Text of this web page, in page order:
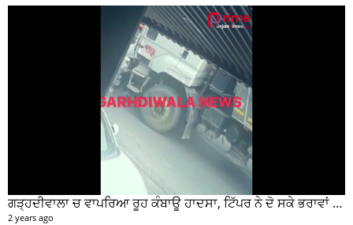
ਗੜ੍ਹਦੀਵਾਲਾ ਚ ਵਾਪਰਿਆ ਰੂਹ ਕੰਬਾਊ ਹਾਦਸਾ, ਟਿੱਪਰ ਨੇ ਦੋ ਸਕੇ ਭਰਾਵਾਂ ਨੂੰ ਕੁਚਲਿਆ, ਸੀਸੀਟੀਵੀ ਫੁਟੇਜ ਵੀ ਆਈ ਸਾਹਮਣੇ
2 years ago